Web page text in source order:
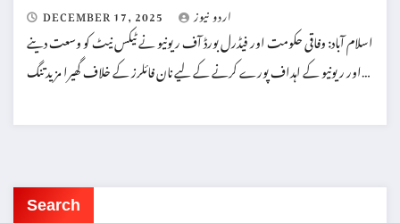
DECEMBER 17, 2025
اردو نیوز
اسلام آباد: وفاقی حکومت اور فیڈرل بورڈ آف ریونیو نے ٹیکس نیٹ کو وسعت دینے
اور ریونیو کے اہداف پورے کرنے کے لیے نان فائلرز کے خلاف گھیرا مزید تنگ…
Search